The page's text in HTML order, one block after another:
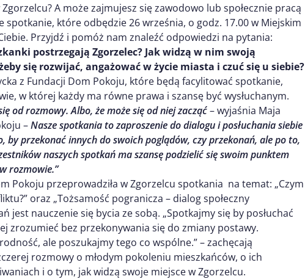
A może zajmujesz się zawodowo lub społecznie pracą
spotkanie, które odbędzie 26 września, o godz. 17.00 w Miejskim
Przyjdź i pomóż nam znaleźć odpowiedzi na pytania:
postrzegają Zgorzelec? Jak widzą w nim swoją
się rozwijać, angażować w życie miasta i czuć się u siebie?
z Fundacji Dom Pokoju, które będą facylitować spotkanie,
w której każdy ma równe prawa i szansę być wysłuchanym.
od rozmowy.Albo, że może się od niej zacząć– wyjaśnia Maja
–Nasze spotkania to zaproszenie do dialogu i posłuchania siebie
by przekonać innych do swoich poglądów, czy przekonań, ale po to,
naszych spotkań ma szansę podzielić się swoim punktem
rozmowie.”
Pokoju przeprowadziła w Zgorzelcu spotkania na temat: „Czym
oraz „Tożsamość pogranicza – dialog społeczny
jest nauczenie się bycia ze sobą. „Spotkajmy się by posłuchać
zrozumieć bez przekonywania się do zmiany postawy.
ale poszukajmy tego co wspólne.” – zachęcają
rozmowy o młodym pokoleniu mieszkańców, o ich
i o tym, jak widzą swoje miejsce w Zgorzelcu.